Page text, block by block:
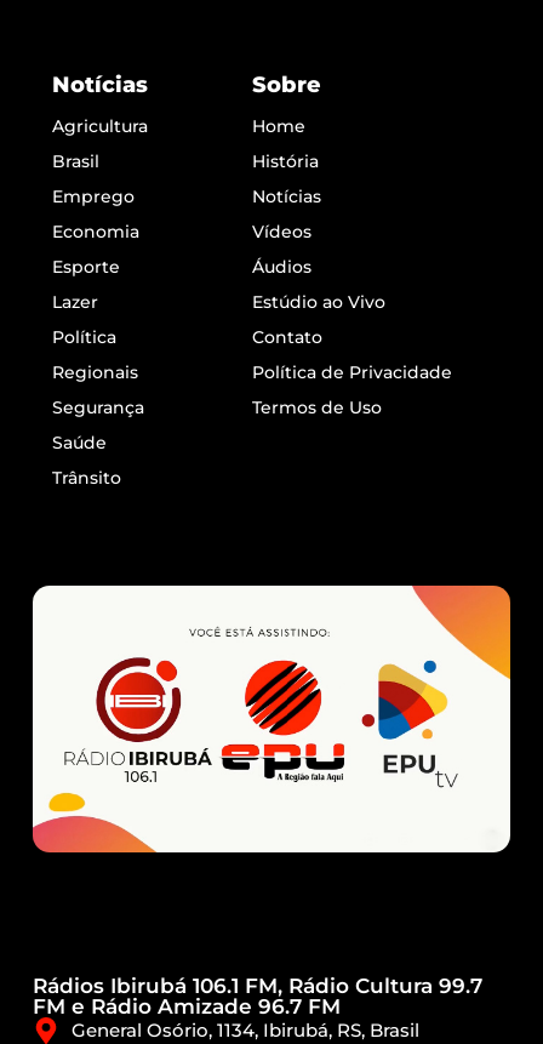
Rádios Ibirubá 106.1 FM, Rádio Cultura 99.7
FM e Rádio Amizade 96.7 FM
General Osório, 1134, Ibirubá, RS, Brasil
Notícias
Agricultura
Brasil
Emprego
Economia
Esporte
Lazer
Política
Regionais
Segurança
Saúde
Trânsito
Sobre
Home
História
Notícias
Vídeos
Áudios
Estúdio ao Vivo
Contato
Política de Privacidade
Termos de Uso